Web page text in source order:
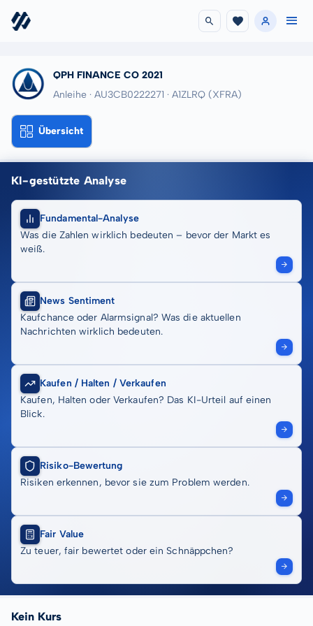
QPH FINANCE CO 2021
Anleihe · AU3CB0222271 · A1ZLRQ (XFRA)
Übersicht
KI-gestützte Analyse
Fundamental-Analyse
Was die Zahlen wirklich bedeuten – bevor der Markt es
weiß.
News Sentiment
Kaufchance oder Alarmsignal? Was die aktuellen
Nachrichten wirklich bedeuten.
Kaufen / Halten / Verkaufen
Kaufen, Halten oder Verkaufen? Das KI-Urteil auf einen
Blick.
Risiko-Bewertung
Risiken erkennen, bevor sie zum Problem werden.
Fair Value
Zu teuer, fair bewertet oder ein Schnäppchen?
Kein Kurs